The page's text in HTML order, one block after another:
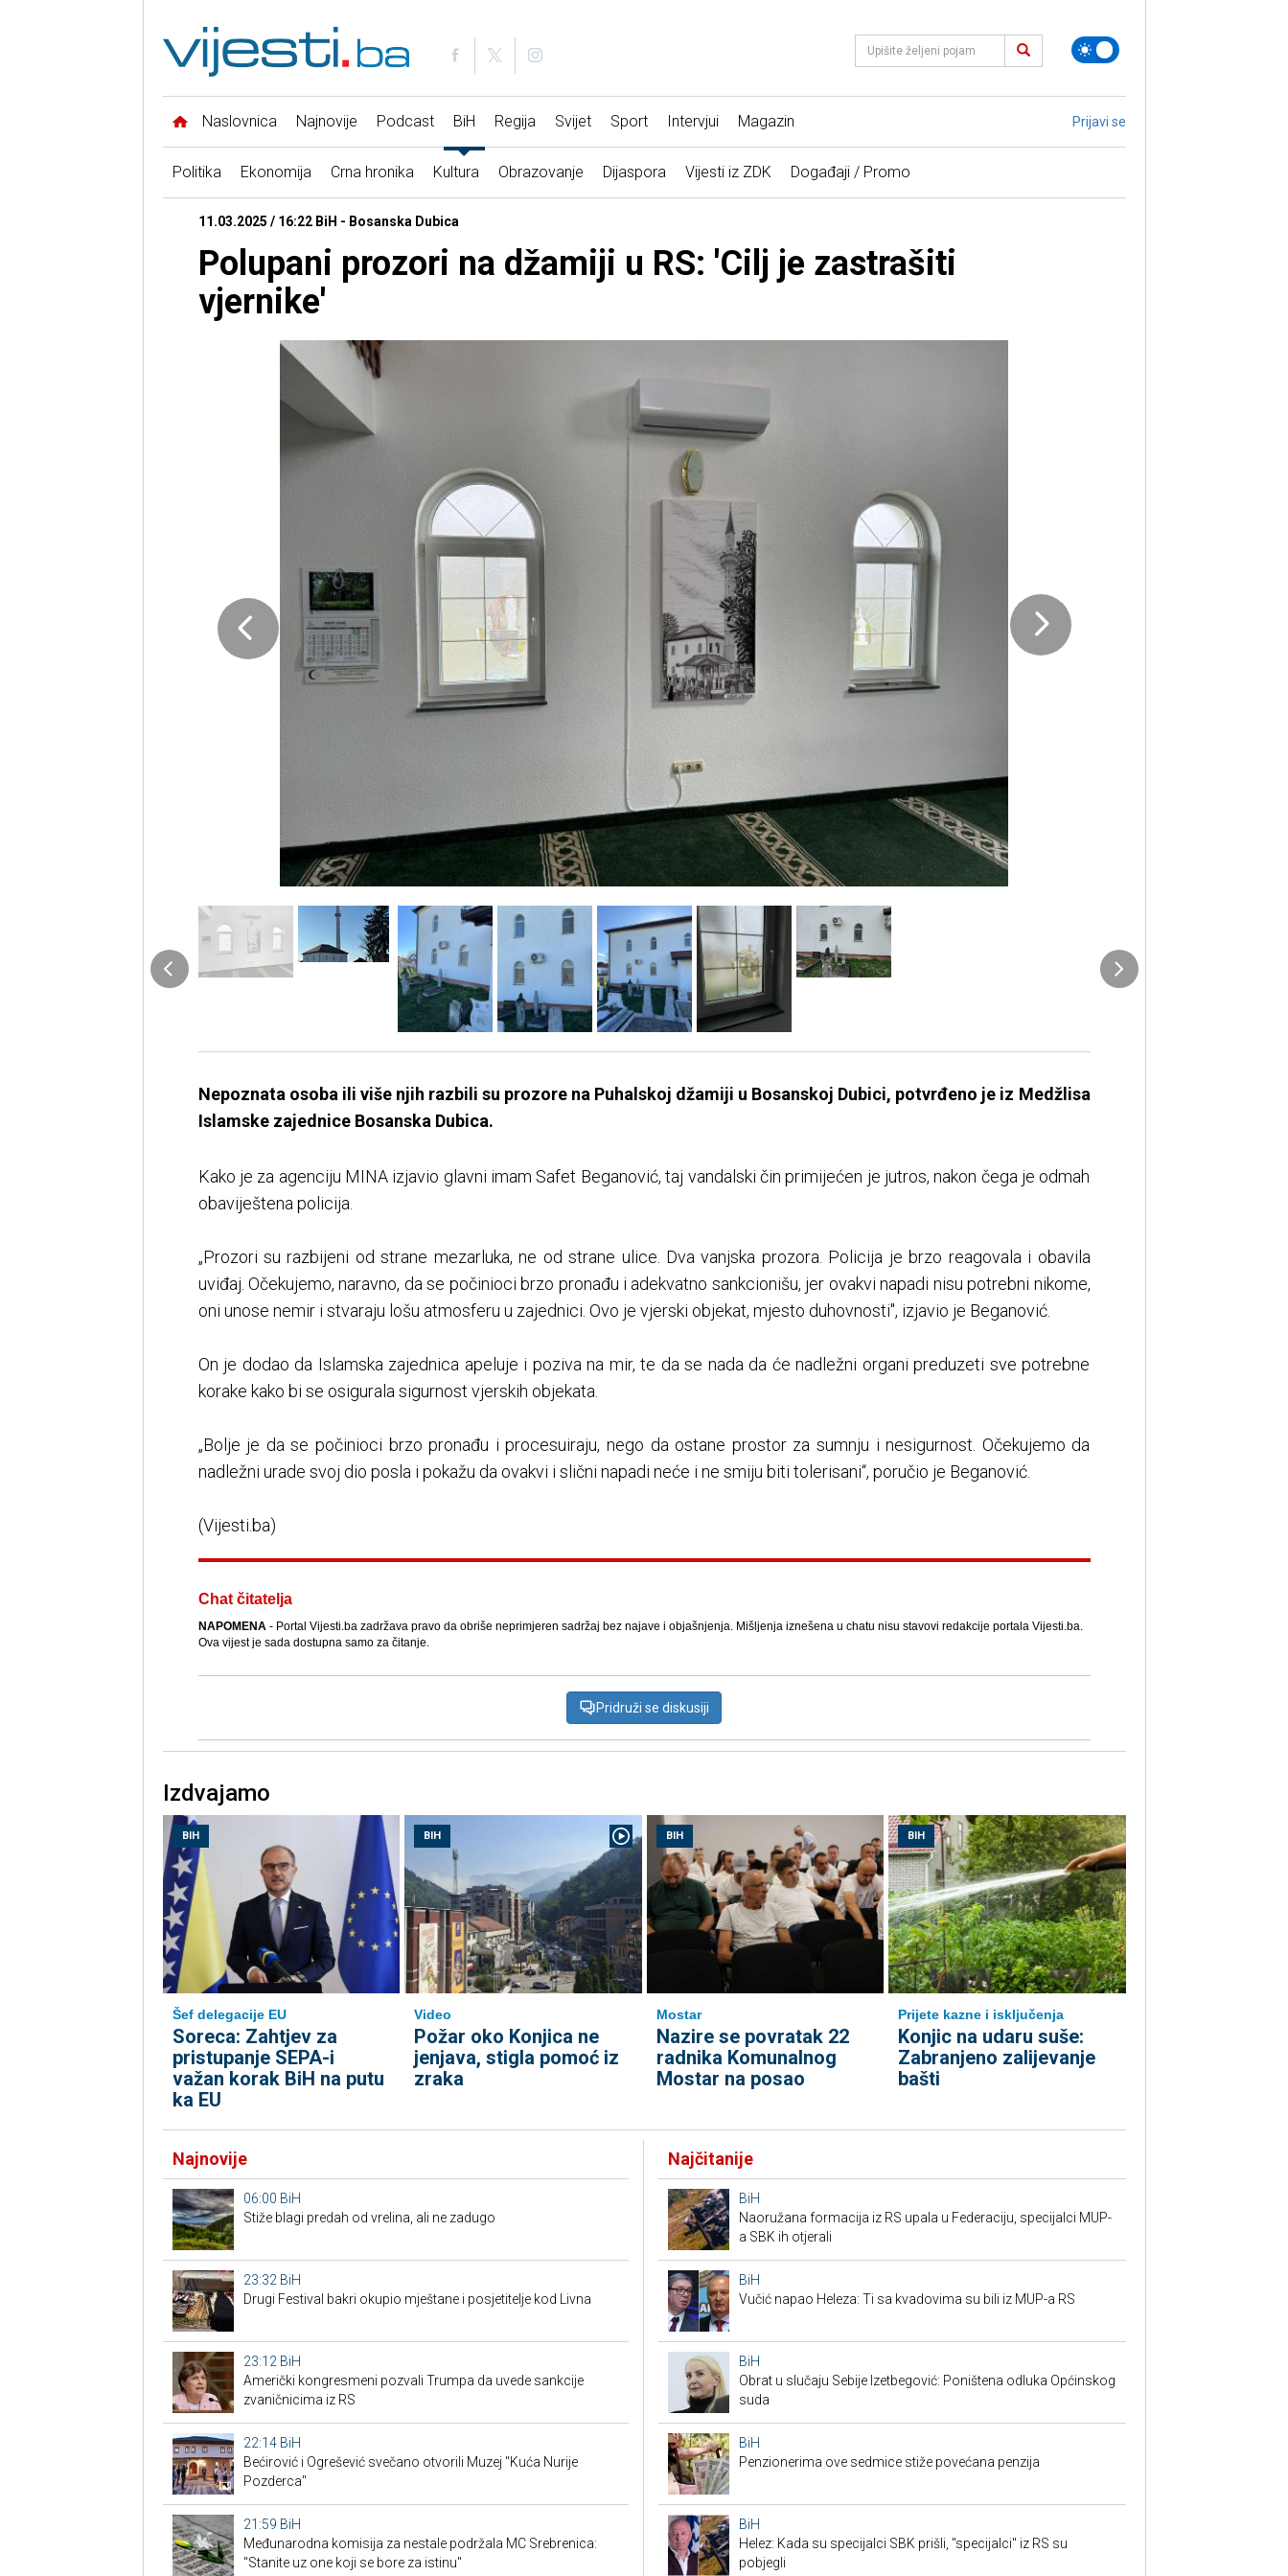
Naslovnica Najnovije Podcast BiH Regija Svijet Sport Intervjui Magazin Prijavi se
Politika Ekonomija Crna hronika Kultura Obrazovanje Dijaspora Vijesti iz ZDK Događaji / Promo
11.03.2025 / 16:22 BiH - Bosanska Dubica
Polupani prozori na džamiji u RS: 'Cilj je zastrašiti
vjernike'
Nepoznata osoba ili više njih razbili su prozore na Puhalskoj džamiji u Bosanskoj Dubici, potvrđeno je iz Medžlisa
Islamske zajednice Bosanska Dubica.
Kako je za agenciju MINA izjavio glavni imam Safet Beganović, taj vandalski čin primijećen je jutros, nakon čega je odmah
obaviještena policija.
„Prozori su razbijeni od strane mezarluka, ne od strane ulice. Dva vanjska prozora. Policija je brzo reagovala i obavila
uviđaj. Očekujemo, naravno, da se počinioci brzo pronađu i adekvatno sankcionišu, jer ovakvi napadi nisu potrebni nikome,
oni unose nemir i stvaraju lošu atmosferu u zajednici. Ovo je vjerski objekat, mjesto duhovnosti", izjavio je Beganović.
On je dodao da Islamska zajednica apeluje i poziva na mir, te da se nada da će nadležni organi preduzeti sve potrebne
korake kako bi se osigurala sigurnost vjerskih objekata.
„Bolje je da se počinioci brzo pronađu i procesuiraju, nego da ostane prostor za sumnju i nesigurnost. Očekujemo da
nadležni urade svoj dio posla i pokažu da ovakvi i slični napadi neće i ne smiju biti tolerisani“, poručio je Beganović.
(Vijesti.ba)
Chat čitatelja
NAPOMENA- Portal Vijesti.ba zadržava pravo da obriše neprimjeren sadržaj bez najave i objašnjenja. Mišljenja iznešena u chatu nisu stavovi redakcije portala Vijesti.ba.
Ova vijest je sada dostupna samo za čitanje.
Pridruži se diskusiji
Izdvajamo
BIH
Šef delegacije EU
Soreca: Zahtjev za
pristupanje SEPA-i
važan korak BiH na putu
ka EU
BIH
Video
Požar oko Konjica ne
jenjava, stigla pomoć iz
zraka
BIH
Mostar
Nazire se povratak 22
radnika Komunalnog
Mostar na posao
BIH
Prijete kazne i isključenja
Konjic na udaru suše:
Zabranjeno zalijevanje
bašti
Najnovije
06:00 BiH
Stiže blagi predah od vrelina, ali ne zadugo
23:32 BiH
Drugi Festival bakri okupio mještane i posjetitelje kod Livna
23:12 BiH
Američki kongresmeni pozvali Trumpa da uvede sankcije
zvaničnicima iz RS
22:14 BiH
Bećirović i Ogrešević svečano otvorili Muzej "Kuća Nurije
Pozderca"
21:59 BiH
Međunarodna komisija za nestale podržala MC Srebrenica:
"Stanite uz one koji se bore za istinu"
Najčitanije
BiH
Naoružana formacija iz RS upala u Federaciju, specijalci MUP-
a SBK ih otjerali
BiH
Vučić napao Heleza: Ti sa kvadovima su bili iz MUP-a RS
BiH
Obrat u slučaju Sebije Izetbegović: Poništena odluka Općinskog
suda
BiH
Penzionerima ove sedmice stiže povećana penzija
BiH
Helez: Kada su specijalci SBK prišli, "specijalci" iz RS su
pobjegli